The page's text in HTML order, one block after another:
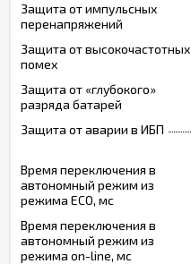
Защита от импульсных
перенапряжений
Защита от высокочастотных
помех
Защита от «глубокого»
разряда батарей
Защита от аварии в ИБП
Время переключения в
автономный режим из
режима ECO, мс
Время переключения в
автономный режим из
режима on-line, мс